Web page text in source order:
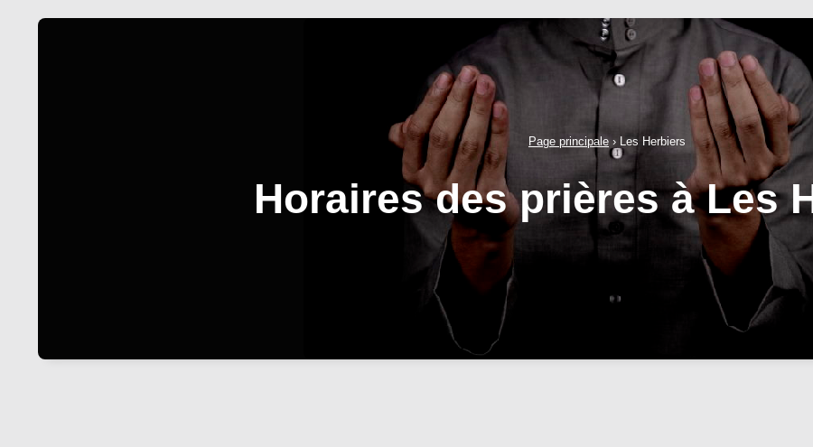
Page principale › Les Herbiers
Horaires des prières à Les